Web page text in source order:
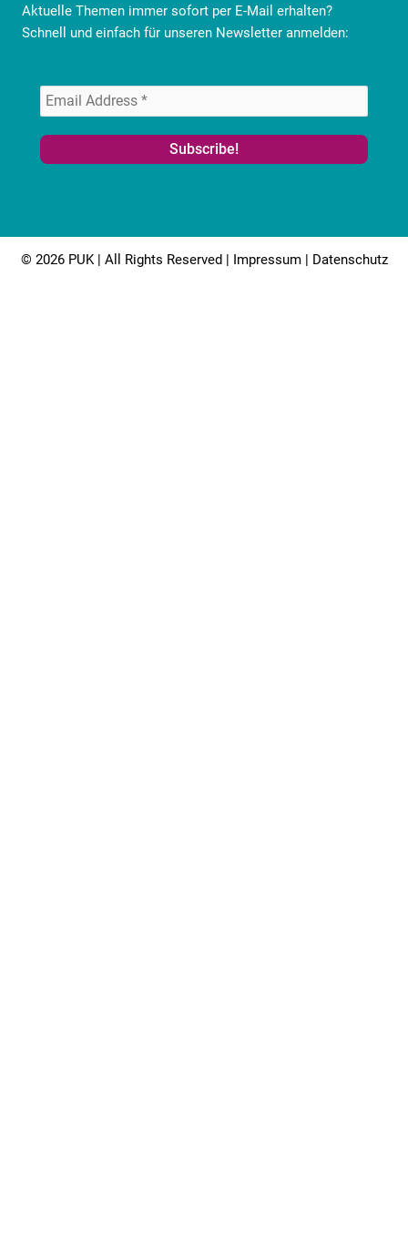
Aktuelle Themen immer sofort per E-Mail erhalten?
Schnell und einfach für unseren Newsletter anmelden:
© 2026 PUK | All Rights Reserved | Impressum| Datenschutz